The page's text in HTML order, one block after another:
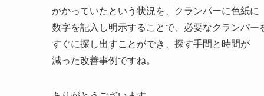
かかっていたという状況を、クランパーに色紙に
数字を記入し明示することで、必要なクランパー
すぐに探し出すことができ、探す手間と時間が
減った改善事例ですね。